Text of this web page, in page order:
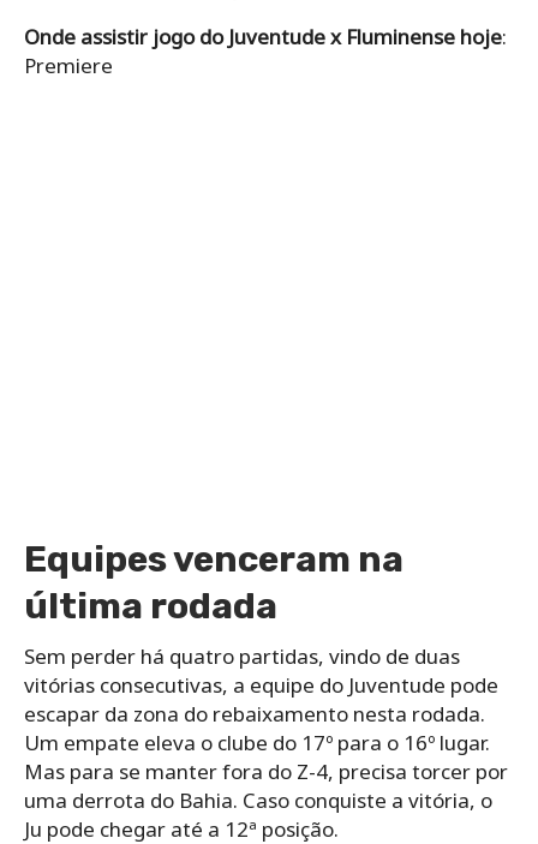
Onde assistir jogo do Juventude x Fluminense hoje:
Premiere
Equipes venceram na
última rodada
Sem perder há quatro partidas, vindo de duas
vitórias consecutivas, a equipe do Juventude pode
escapar da zona do rebaixamento nesta rodada.
Um empate eleva o clube do 17º para o 16º lugar.
Mas para se manter fora do Z-4, precisa torcer por
uma derrota do Bahia. Caso conquiste a vitória, o
Ju pode chegar até a 12ª posição.